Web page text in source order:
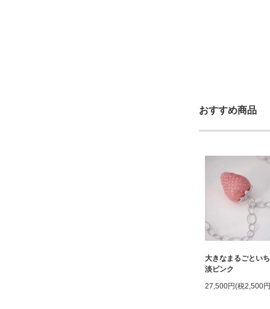
おすすめ商品
大きなまるごと
淡ピンク
27,500円(税2,500